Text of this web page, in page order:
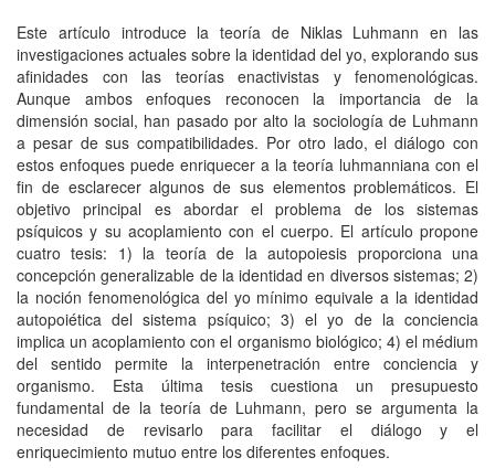
Este artículo introduce la teoría de Niklas Luhmann en las
investigaciones actuales sobre la identidad del yo, explorando sus
afinidades con las teorías enactivistas y fenomenológicas.
Aunque ambos enfoques reconocen la importancia de la
dimensión social, han pasado por alto la sociología de Luhmann
a pesar de sus compatibilidades. Por otro lado, el diálogo con
estos enfoques puede enriquecer a la teoría luhmanniana con el
fin de esclarecer algunos de sus elementos problemáticos. El
objetivo principal es abordar el problema de los sistemas
psíquicos y su acoplamiento con el cuerpo. El artículo propone
cuatro tesis: 1) la teoría de la autopoiesis proporciona una
concepción generalizable de la identidad en diversos sistemas; 2)
la noción fenomenológica del yo mínimo equivale a la identidad
autopoiética del sistema psíquico; 3) el yo de la conciencia
implica un acoplamiento con el organismo biológico; 4) el médium
del sentido permite la interpenetración entre conciencia y
organismo. Esta última tesis cuestiona un presupuesto
fundamental de la teoría de Luhmann, pero se argumenta la
necesidad de revisarlo para facilitar el diálogo y el
enriquecimiento mutuo entre los diferentes enfoques.